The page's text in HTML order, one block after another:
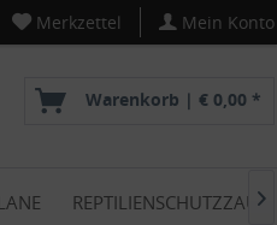
Merkzettel Mein Konto
Warenkorb | € 0,00 *
